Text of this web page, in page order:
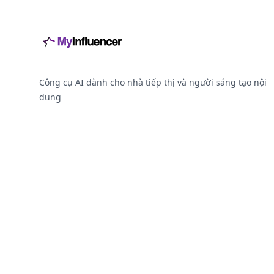
Công cụ AI dành cho nhà tiếp thị và người sáng tạo nội
dung